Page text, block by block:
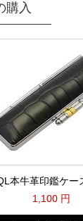
購入
1,100 円